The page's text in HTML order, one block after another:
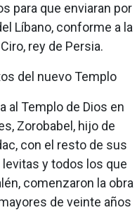
para que enviaran por
Líbano, conforme a la
rey de Persia.
del nuevo Templo
al Templo de Dios en
Zorobabel, hijo de
con el resto de sus
y todos los que
comenzaron la obra
de veinte años